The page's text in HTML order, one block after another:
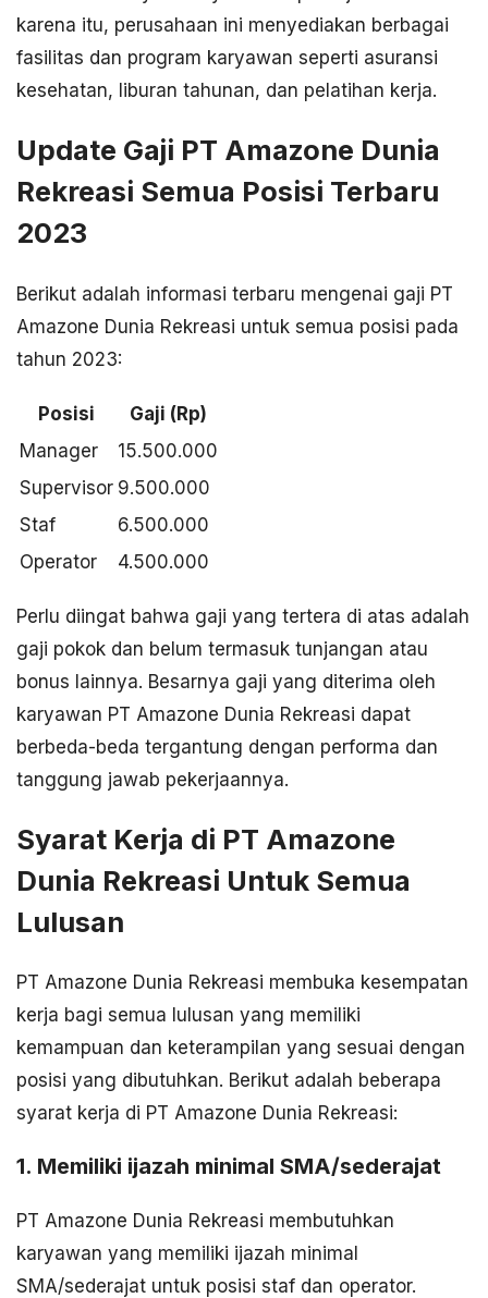
karena itu, perusahaan ini menyediakan berbagai
fasilitas dan program karyawan seperti asuransi
kesehatan, liburan tahunan, dan pelatihan kerja.
Update Gaji PT Amazone Dunia
Rekreasi Semua Posisi Terbaru
2023
Berikut adalah informasi terbaru mengenai gaji PT
Amazone Dunia Rekreasi untuk semua posisi pada
tahun 2023:
Posisi
Gaji (Rp)
Manager
15.500.000
Supervisor 9.500.000
Staf
6.500.000
Operator
4.500.000
Perlu diingat bahwa gaji yang tertera di atas adalah
gaji pokok dan belum termasuk tunjangan atau
bonus lainnya. Besarnya gaji yang diterima oleh
karyawan PT Amazone Dunia Rekreasi dapat
berbeda-beda tergantung dengan performa dan
tanggung jawab pekerjaannya.
Syarat Kerja di PT Amazone
Dunia Rekreasi Untuk Semua
Lulusan
PT Amazone Dunia Rekreasi membuka kesempatan
kerja bagi semua lulusan yang memiliki
kemampuan dan keterampilan yang sesuai dengan
posisi yang dibutuhkan. Berikut adalah beberapa
syarat kerja di PT Amazone Dunia Rekreasi:
1. Memiliki ijazah minimal SMA/sederajat
PT Amazone Dunia Rekreasi membutuhkan
karyawan yang memiliki ijazah minimal
SMA/sederajat untuk posisi staf dan operator.